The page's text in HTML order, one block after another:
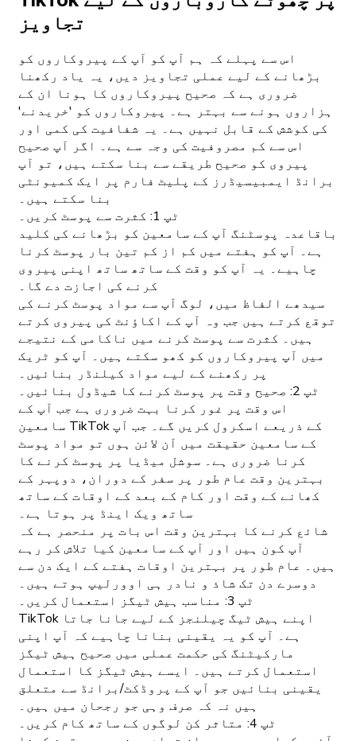
تجاویز
اس سے پہلے کہ ہم آپ کو آپ کے پیروکاروں کو
بڑھانے کے لیے عملی تجاویز دیں، یہ یاد رکھنا
ضروری ہے کہ صحیح پیروکاروں کا ہونا ان کے
ہزاروں ہونے سے بہتر ہے۔ پیروکاروں کو 'خریدنے'
کی کوشش کے قابل نہیں ہے۔ یہ شفافیت کی کمی اور
اس سے کم مصروفیت کی وجہ سے ہے۔ اگر آپ صحیح
پیروی کو صحیح طریقے سے بنا سکتے ہیں، تو آپ
برانڈ ایمبیسیڈرز کے پلیٹ فارم پر ایک کمیونٹی
بنا سکتے ہیں۔
ٹپ 1: کثرت سے پوسٹ کریں۔
باقاعدہ پوسٹنگ آپ کے سامعین کو بڑھانے کی کلید
ہے۔ آپ کو ہفتے میں کم از کم تین بار پوسٹ کرنا
چاہیے۔ یہ آپ کو وقت کے ساتھ ساتھ اپنی پیروی
کرنے کی اجازت دے گا۔
سیدھے الفاظ میں، لوگ آپ سے مواد پوسٹ کرنے کی
توقع کرتے ہیں جب وہ آپ کے اکاؤنٹ کی پیروی کرتے
ہیں۔ کثرت سے پوسٹ کرنے میں ناکامی کے نتیجے
میں آپ پیروکاروں کو کھو سکتے ہیں۔ آپ کو ٹریک
پر رکھنے کے لیے مواد کیلنڈر بنائیں۔
ٹپ 2: صحیح وقت پر پوسٹ کرنے کا شیڈول بنائیں۔
اس وقت پر غور کرنا بہت ضروری ہے جب آپ کے
سامعین TikTok کے ذریعے اسکرول کریں گے۔ جب آپ
کے سامعین حقیقت میں آن لائن ہوں تو مواد پوسٹ
کرنا ضروری ہے۔ سوشل میڈیا پر پوسٹ کرنے کا
بہترین وقت عام طور پر سفر کے دوران، دوپہر کے
کھانے کے وقت اور کام کے بعد کے اوقات کے ساتھ
ساتھ ویک اینڈ پر ہوتا ہے۔
شائع کرنے کا بہترین وقت اس بات پر منحصر ہے کہ
آپ کون ہیں اور آپ کے سامعین کیا تلاش کر رہے
ہیں۔ عام طور پر بہترین اوقات ہفتے کے ایک دن سے
دوسرے دن تک شاذ و نادر ہی اوورلیپ ہوتے ہیں۔
ٹپ 3: مناسب ہیش ٹیگز استعمال کریں۔
TikTok اپنے ہیش ٹیگ چیلنجز کے لیے جانا جاتا
ہے۔ آپ کو یہ یقینی بنانا چاہیے کہ آپ اپنی
مارکیٹنگ کی حکمت عملی میں صحیح ہیش ٹیگز
استعمال کرتے ہیں۔ ایسے ہیش ٹیگز کا استعمال
یقینی بنائیں جو آپ کے پروڈکٹ/برانڈ سے متعلق
ہیں نہ کہ صرف وہی جو رجحان میں ہیں۔
ٹپ 4: متاثر کن لوگوں کے ساتھ کام کریں۔